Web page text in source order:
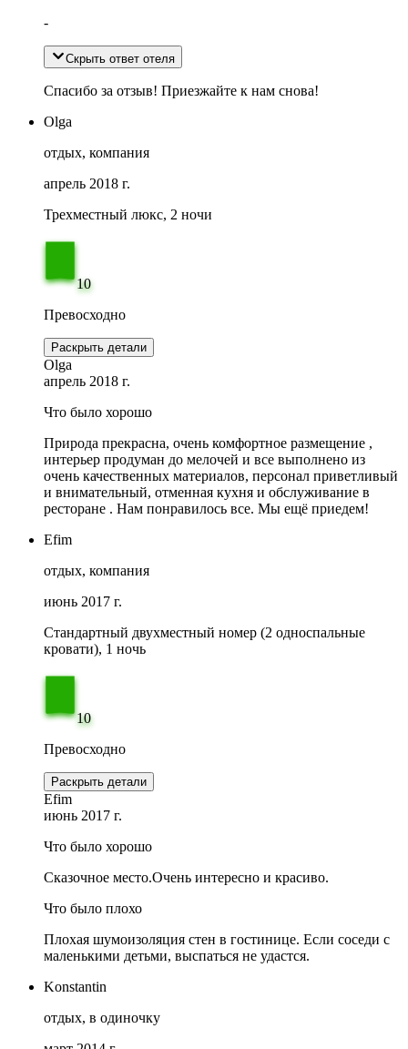
-
Скрыть ответ отеля
Спасибо за отзыв! Приезжайте к нам снова!
Olga
отдых, компания
апрель 2018 г.
Трехместный люкс, 2 ночи
10
Превосходно
Раскрыть детали
Olga
апрель 2018 г.
Что было хорошо
Природа прекрасна, очень комфортное размещение ,
интерьер продуман до мелочей и все выполнено из
очень качественных материалов, персонал приветливый
и внимательный, отменная кухня и обслуживание в
ресторане . Нам понравилось все. Мы ещё приедем!
Efim
отдых, компания
июнь 2017 г.
Стандартный двухместный номер (2 односпальные
кровати), 1 ночь
10
Превосходно
Раскрыть детали
Efim
июнь 2017 г.
Что было хорошо
Сказочное место.Очень интересно и красиво.
Что было плохо
Плохая шумоизоляция стен в гостинице. Если соседи с
маленькими детьми, выспаться не удастся.
Konstantin
отдых, в одиночку